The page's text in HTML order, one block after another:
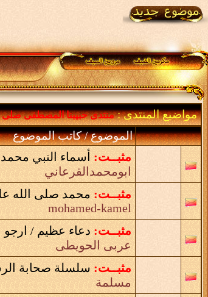
مواضيع المنتدى:منتدى حبيبنا المصطفى صلى
الموضوع/كاتب الموضوع
مثبــت: أسماء النبي
ابومحمدالقرعاني
مثبــت: محمد صلى الله
mohamed-kamel
مثبــت: دعاء عظيم / ارجو
عربى الحويطى
مثبــت: سلسلة صحابة
مسلمة